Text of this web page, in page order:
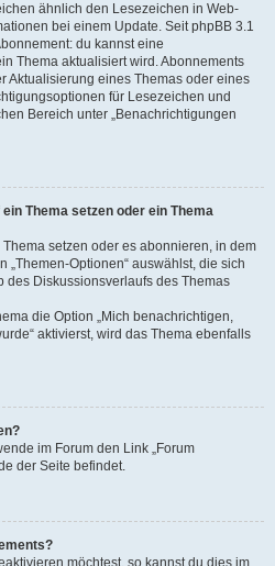
ähnlich den Lesezeichen in Web-
bei einem Update. Seit phpBB 3.1
du kannst eine
Thema aktualisiert wird. Abonnements
Aktualisierung eines Themas oder eines
für Lesezeichen und
Bereich unter „Benachrichtigungen
Thema setzen oder ein Thema
setzen oder es abonnieren, in dem
Optionen“ auswählst, die sich
Diskussionsverlaufs des Themas
die Option „Mich benachrichtigen,
aktivierst, wird das Thema ebenfalls
im Forum den Link „Forum
der Seite befindet.
möchtest, so kannst du dies im